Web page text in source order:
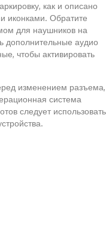
как и описано
иконками. Обратите
для наушников на
дополнительные аудио
чтобы активировать
изменением разъема,
система
следует использовать